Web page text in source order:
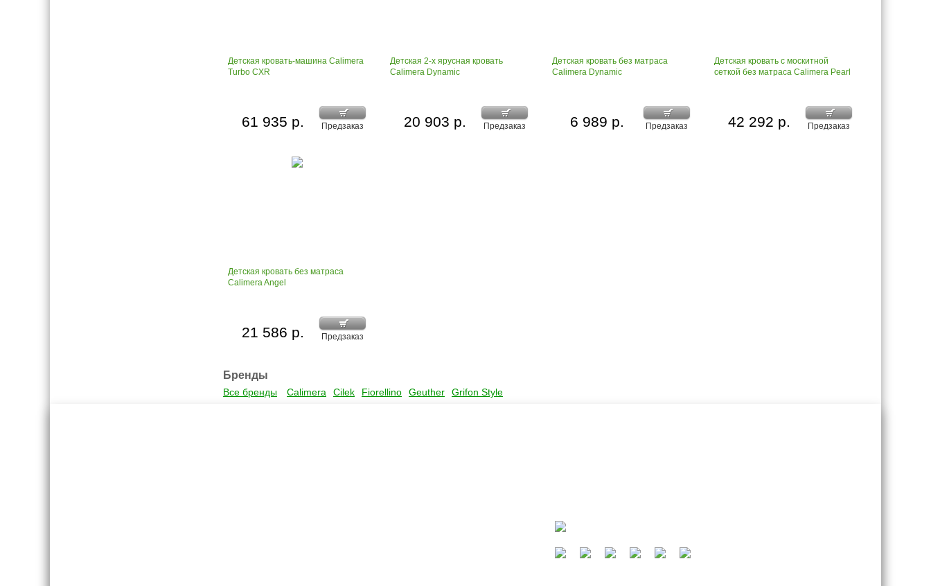
Детская кровать-машина Calimera
Turbo CXR
Предзаказ
61 935 р.
Детская 2-х ярусная кровать
Calimera Dynamic
Предзаказ
20 903 р.
Детская кровать без матраса
Calimera Dynamic
Предзаказ
6 989 р.
Детская кровать с москитной
сеткой без матраса Calimera Pearl
Предзаказ
42 292 р.
Детская кровать без матраса
Calimera Angel
Предзаказ
21 586 р.
Бренды
Все бренды Calimera Cilek Fiorellino Geuther Grifon Style